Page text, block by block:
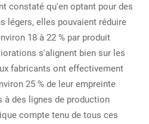
constaté qu'en optant pour des
légers, elles pouvaient réduire
18 à 22 % par produit
s'alignent bien sur les
fabricants ont effectivement
25 % de leur empreinte
à des lignes de production
compte tenu de tous ces